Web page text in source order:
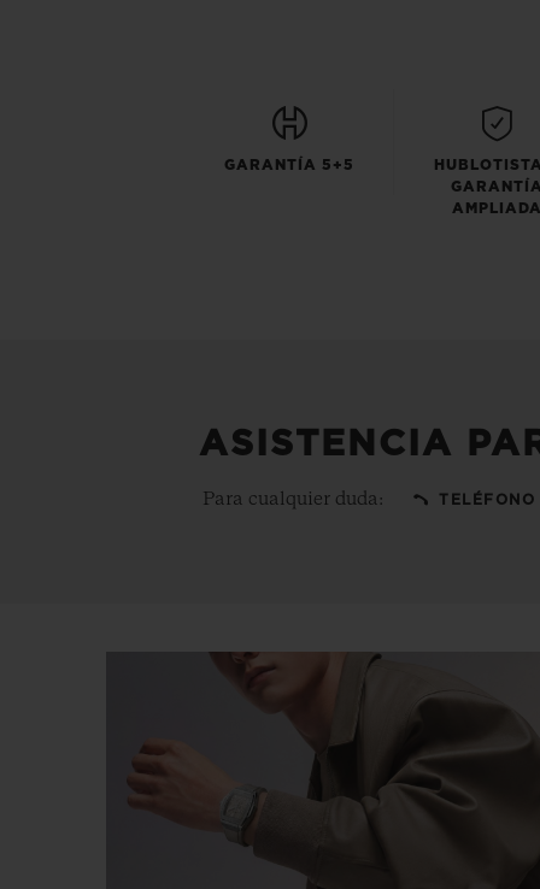
GARANTÍA 5+5
ASISTENCIA
Para cualquier duda: TELÉFONO